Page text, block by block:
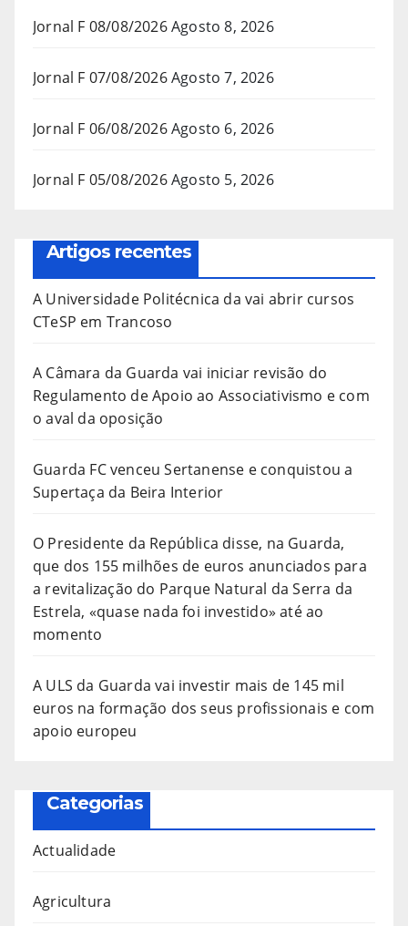
Jornal F 08/08/2026Agosto 8, 2026
Jornal F 07/08/2026Agosto 7, 2026
Jornal F 06/08/2026Agosto 6, 2026
Jornal F 05/08/2026Agosto 5, 2026
Artigos recentes
A Universidade Politécnica da vai abrir cursos
CTeSP em Trancoso
A Câmara da Guarda vai iniciar revisão do
Regulamento de Apoio ao Associativismo e com
o aval da oposição
Guarda FC venceu Sertanense e conquistou a
Supertaça da Beira Interior
O Presidente da República disse, na Guarda,
que dos 155 milhões de euros anunciados para
a revitalização do Parque Natural da Serra da
Estrela, «quase nada foi investido» até ao
momento
A ULS da Guarda vai investir mais de 145 mil
euros na formação dos seus profissionais e com
apoio europeu
Categorias
Actualidade
Agricultura